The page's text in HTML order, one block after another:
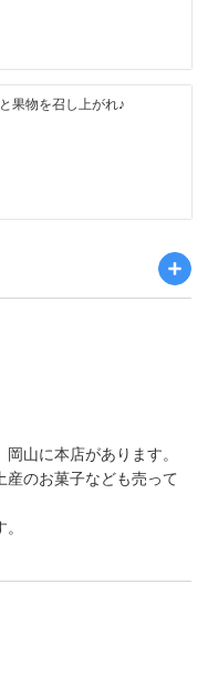
果物を召し上がれ♪
山に本店があります。
産のお菓子なども売って